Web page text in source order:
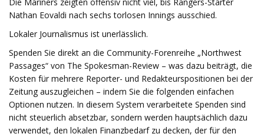
Nathan Eovaldi nach sechs torlosen Innings ausschied.
Lokaler Journalismus ist unerlässlich.
Spenden Sie direkt an die Community-Forenreihe „Northwest
Passages“ von The Spokesman-Review – was dazu beiträgt, die
Kosten für mehrere Reporter- und Redakteurspositionen bei der
Zeitung auszugleichen – indem Sie die folgenden einfachen
Optionen nutzen. In diesem System verarbeitete Spenden sind
nicht steuerlich absetzbar, sondern werden hauptsächlich dazu
verwendet, den lokalen Finanzbedarf zu decken, der für den